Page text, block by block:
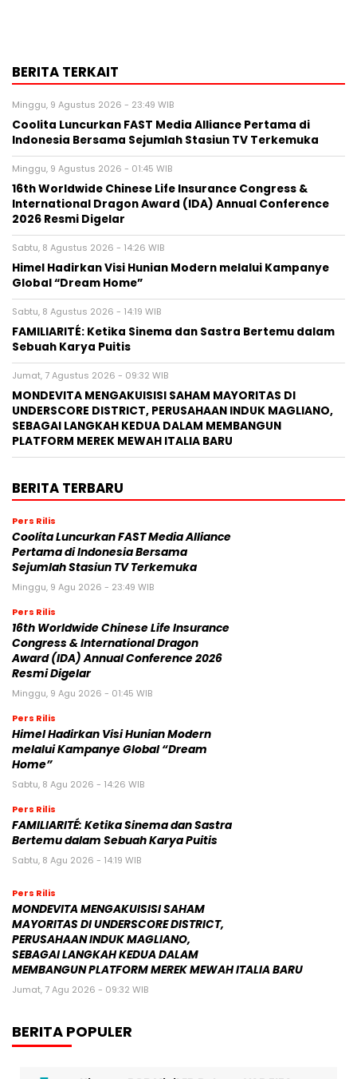
BERITA TERKAIT
Minggu, 9 Agustus 2026 - 23:49 WIB
Coolita Luncurkan FAST Media Alliance Pertama di
Indonesia Bersama Sejumlah Stasiun TV Terkemuka
Minggu, 9 Agustus 2026 - 01:45 WIB
16th Worldwide Chinese Life Insurance Congress &
International Dragon Award (IDA) Annual Conference
2026 Resmi Digelar
Sabtu, 8 Agustus 2026 - 14:26 WIB
Himel Hadirkan Visi Hunian Modern melalui Kampanye
Global “Dream Home”
Sabtu, 8 Agustus 2026 - 14:19 WIB
FAMILIARITÉ: Ketika Sinema dan Sastra Bertemu dalam
Sebuah Karya Puitis
Jumat, 7 Agustus 2026 - 09:32 WIB
MONDEVITA MENGAKUISISI SAHAM MAYORITAS DI
UNDERSCORE DISTRICT, PERUSAHAAN INDUK MAGLIANO,
SEBAGAI LANGKAH KEDUA DALAM MEMBANGUN
PLATFORM MEREK MEWAH ITALIA BARU
BERITA TERBARU
Pers Rilis
Coolita Luncurkan FAST Media Alliance
Pertama di Indonesia Bersama
Sejumlah Stasiun TV Terkemuka
Minggu, 9 Agu 2026 - 23:49 WIB
Pers Rilis
16th Worldwide Chinese Life Insurance
Congress & International Dragon
Award (IDA) Annual Conference 2026
Resmi Digelar
Minggu, 9 Agu 2026 - 01:45 WIB
Pers Rilis
Himel Hadirkan Visi Hunian Modern
melalui Kampanye Global “Dream
Home”
Sabtu, 8 Agu 2026 - 14:26 WIB
Pers Rilis
FAMILIARITÉ: Ketika Sinema dan Sastra
Bertemu dalam Sebuah Karya Puitis
Sabtu, 8 Agu 2026 - 14:19 WIB
Pers Rilis
MONDEVITA MENGAKUISISI SAHAM
MAYORITAS DI UNDERSCORE DISTRICT,
PERUSAHAAN INDUK MAGLIANO,
SEBAGAI LANGKAH KEDUA DALAM
MEMBANGUN PLATFORM MEREK MEWAH ITALIA BARU
Jumat, 7 Agu 2026 - 09:32 WIB
BERITA POPULER